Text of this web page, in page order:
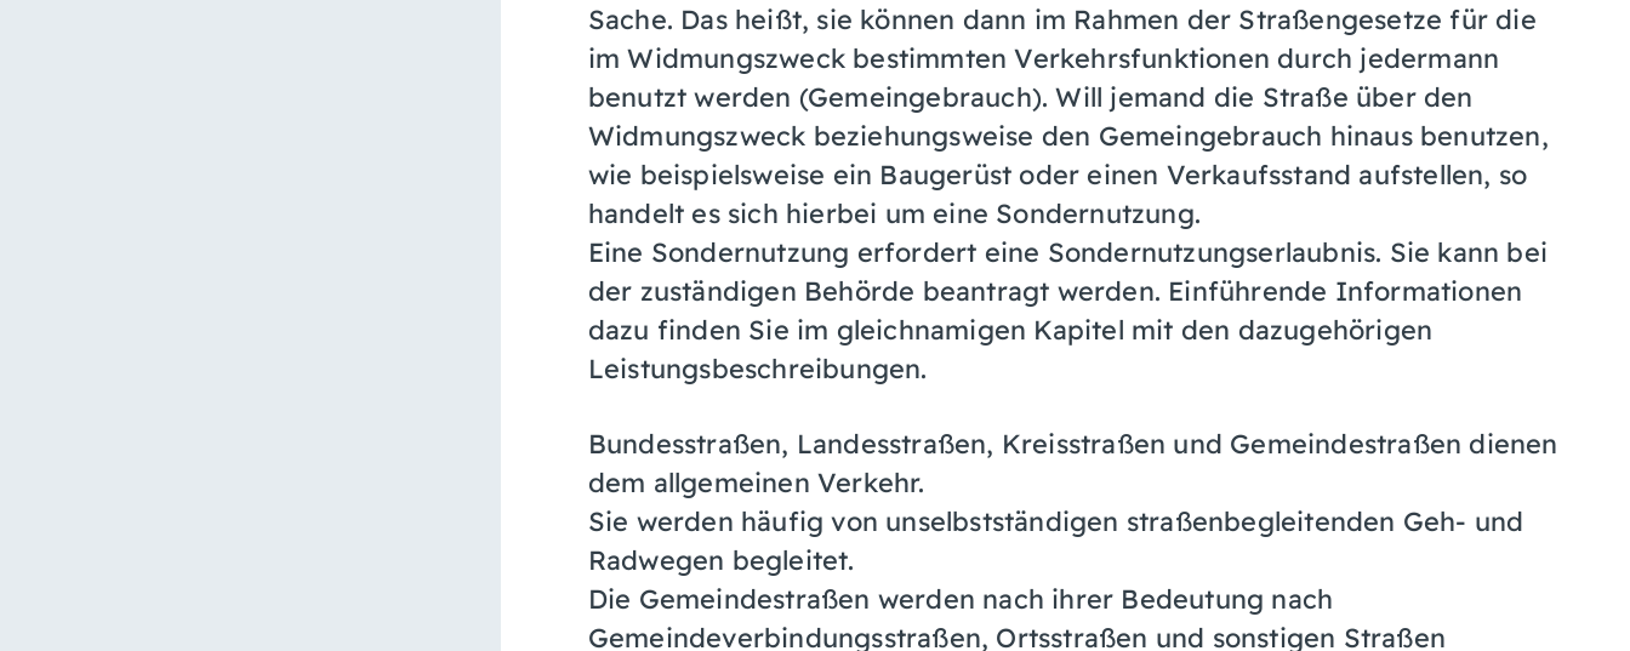
Sache. Das heißt, sie können dann im Rahmen der Straßengesetze für die
im Widmungszweck bestimmten Verkehrsfunktionen durch jedermann
benutzt werden (Gemeingebrauch). Will jemand die Straße über den
Widmungszweck beziehungsweise den Gemeingebrauch hinaus benutzen,
wie beispielsweise ein Baugerüst oder einen Verkaufsstand aufstellen, so
handelt es sich hierbei um eine Sondernutzung.
Eine Sondernutzung erfordert eine Sondernutzungserlaubnis. Sie kann bei
der zuständigen Behörde beantragt werden. Einführende Informationen
dazu finden Sie im gleichnamigen Kapitel mit den dazugehörigen
Leistungsbeschreibungen.
Bundesstraßen, Landesstraßen, Kreisstraßen und Gemeindestraßen dienen
dem allgemeinen Verkehr.
Sie werden häufig von unselbstständigen straßenbegleitenden Geh- und
Radwegen begleitet.
Die Gemeindestraßen werden nach ihrer Bedeutung nach
Gemeindeverbindungsstraßen, Ortsstraßen und sonstigen Straßen